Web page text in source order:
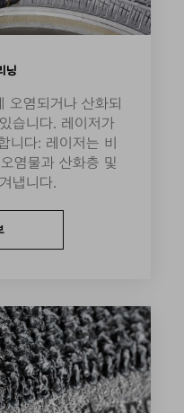
닝
오염되거나 산화되
습니다. 레이저가
니다: 레이저는 비
염물과 산화층 및
냅니다.